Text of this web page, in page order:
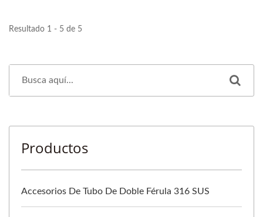
Resultado 1 - 5 de 5
Productos
Accesorios De Tubo De Doble Férula 316 SUS